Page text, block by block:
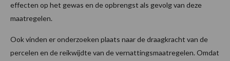
effecten op het gewas en de opbrengst als gevolg van deze
maatregelen.
Ook vinden er onderzoeken plaats naar de draagkracht van de
percelen en de reikwijdte van de vernattingsmaatregelen. Omdat